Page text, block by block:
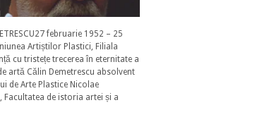
februarie 1952 – 25
Artiștilor Plastici, Filiala
cu tristețe trecerea în eternitate a
artă Călin Demetrescu absolvent
de Arte Plastice Nicolae
Facultatea de istoria artei și a